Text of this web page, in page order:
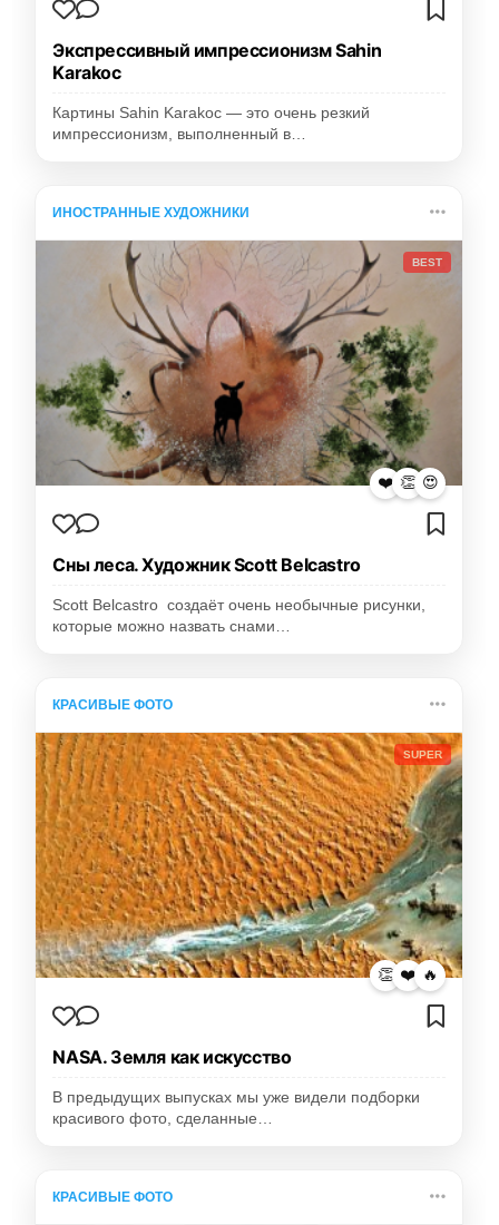
Экспрессивный импрессионизм Sahin
Karakoc
Картины Sahin Karakoc — это очень резкий
импрессионизм, выполненный в…
ИНОСТРАННЫЕ ХУДОЖНИКИ
BEST
❤️ 👏 😍
Сны леса. Художник Scott Belcastro
Scott Belcastro создаёт очень необычные рисунки,
которые можно назвать снами…
КРАСИВЫЕ ФОТО
SUPER
👏 ❤️ 🔥
NASA. Земля как искусство
В предыдущих выпусках мы уже видели подборки
красивого фото, сделанные…
КРАСИВЫЕ ФОТО